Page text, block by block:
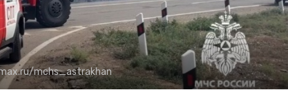
mchs_astrakhan